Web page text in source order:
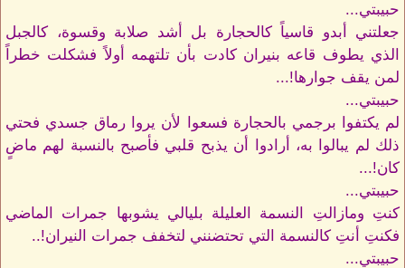
حبيبتي...
جعلتني أبدو قاسياً كالحجارة بل أشد صلابة وقسوة، كالجبل
الذي يطوف قاعه بنيران كادت بأن تلتهمه أولاً فشكلت خطراً
لمن يقف جوارها!...
حبيبتي...
لم يكتفوا برجمي بالحجارة فسعوا لأن يروا رماق جسدي فحتي
ذلك لم يبالوا به، أرادوا أن يذبح قلبي فأصبح بالنسبة لهم ماضٍ
كان!...
حبيبتي...
كنتِ ومازالتِ النسمة العليلة بليالي يشوبها جمرات الماضي
فكنتِ أنتِ كالنسمة التي تحتضنني لتخفف جمرات النيران!..
حبيبتي...